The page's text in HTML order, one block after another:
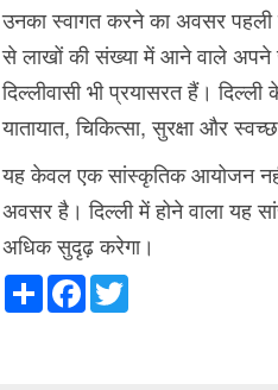
उनका स्वागत करने का अवसर पहली
से लाखों की संख्या में आने वाले अपने
दिल्लीवासी भी प्रयासरत हैं।
यातायात, चिकित्सा, सुरक्षा और
यह केवल एक सांस्कृतिक आयोजन
अवसर है। दिल्ली में होने वाला यह
अधिक सुदृढ़ करेगा।
ShareFacebookTwitter